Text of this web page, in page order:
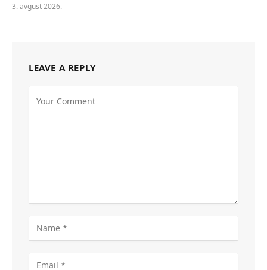
3. avgust 2026.
LEAVE A REPLY